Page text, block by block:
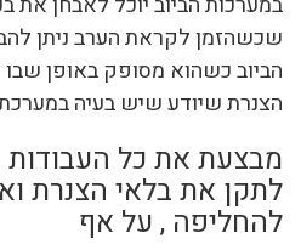
שכשהזמן לקראת הערב ניתן
הביוב כשהוא מסופק באופן
הצנרת שיודע שיש בעיה במערכת
מבצעת את כל
לתקן את בלאי הצנרת
להחליפה , על אף